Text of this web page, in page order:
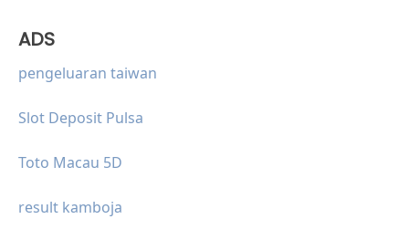
ADS
pengeluaran taiwan
Slot Deposit Pulsa
Toto Macau 5D
result kamboja